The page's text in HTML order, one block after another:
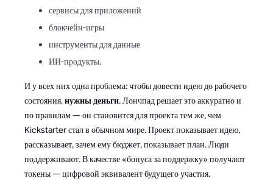
сервисы для приложений
блокчейн-игры
инструменты для данные
ИИ-продукты.
И у всех них одна проблема: чтобы довести идею до рабочего
состояния,нужны деньги. Лончпад решает это аккуратно и
по правилам — он становится для проекта тем же, чем
Kickstarter стал в обычном мире. Проект показывает идею,
рассказывает, зачем ему бюджет, показывает план. Люди
поддерживают. В качестве «бонуса за поддержку» получают
токены — цифровой эквивалент будущего участия.